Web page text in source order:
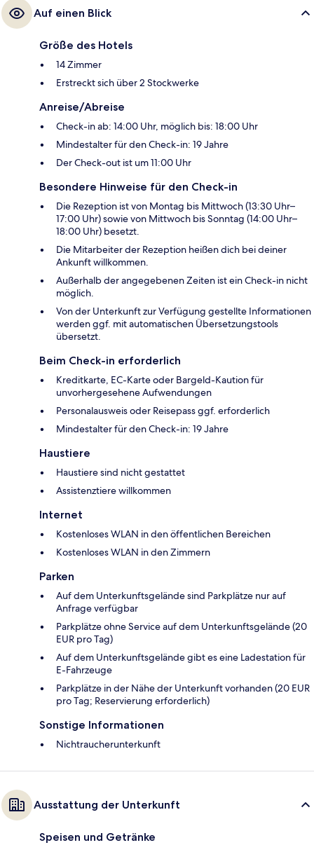
Auf einen Blick
Größe des Hotels
14 Zimmer
Erstreckt sich über 2 Stockwerke
Anreise/Abreise
Check-in ab: 14:00 Uhr, möglich bis: 18:00 Uhr
Mindestalter für den Check-in: 19 Jahre
Der Check-out ist um 11:00 Uhr
Besondere Hinweise für den Check-in
Die Rezeption ist von Montag bis Mittwoch (13:30 Uhr–
17:00 Uhr) sowie von Mittwoch bis Sonntag (14:00 Uhr–
18:00 Uhr) besetzt.
Die Mitarbeiter der Rezeption heißen dich bei deiner
Ankunft willkommen.
Außerhalb der angegebenen Zeiten ist ein Check-in nicht
möglich.
Von der Unterkunft zur Verfügung gestellte Informationen
werden ggf. mit automatischen Übersetzungstools
übersetzt.
Beim Check-in erforderlich
Kreditkarte, EC-Karte oder Bargeld-Kaution für
unvorhergesehene Aufwendungen
Personalausweis oder Reisepass ggf. erforderlich
Mindestalter für den Check-in: 19 Jahre
Haustiere
Haustiere sind nicht gestattet
Assistenztiere willkommen
Internet
Kostenloses WLAN in den öffentlichen Bereichen
Kostenloses WLAN in den Zimmern
Parken
Auf dem Unterkunftsgelände sind Parkplätze nur auf
Anfrage verfügbar
Parkplätze ohne Service auf dem Unterkunftsgelände (20
EUR pro Tag)
Auf dem Unterkunftsgelände gibt es eine Ladestation für
E-Fahrzeuge
Parkplätze in der Nähe der Unterkunft vorhanden (20 EUR
pro Tag; Reservierung erforderlich)
Sonstige Informationen
Nichtraucherunterkunft
Ausstattung der Unterkunft
Speisen und Getränke